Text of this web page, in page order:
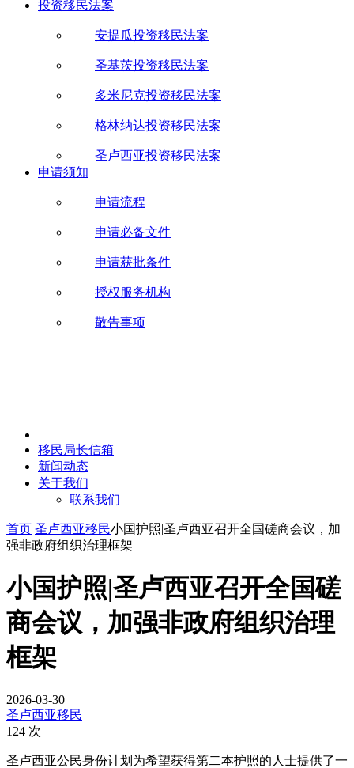
投资移民法案
安提瓜投资移民法案
圣基茨投资移民法案
多米尼克投资移民法案
格林纳达投资移民法案
圣卢西亚投资移民法案
申请须知
申请流程
申请必备文件
申请获批条件
授权服务机构
敬告事项
移民局长信箱
新闻动态
关于我们
联系我们
首页 圣卢西亚移民小国护照|圣卢西亚召开全国磋商会议，加
强非政府组织治理框架
小国护照|圣卢西亚召开全国磋
商会议，加强非政府组织治理
框架
2026-03-30
圣卢西亚移民
124 次
圣卢西亚公民身份计划为希望获得第二本护照的人士提供了一